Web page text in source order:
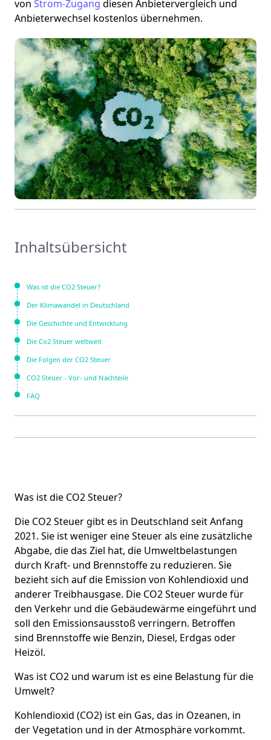
Inhaltsübersicht
Was ist die CO2 Steuer?
Der Klimawandel in Deutschland
Die Geschichte und Entwicklung
Die Co2 Steuer weltweit
Die Folgen der CO2 Steuer
CO2 Steuer - Vor- und Nachteile
FAQ
von Strom-Zugang diesen Anbietervergleich und
Anbieterwechsel kostenlos übernehmen.
Was ist die CO2 Steuer?
Die CO2 Steuer gibt es in Deutschland seit Anfang
2021. Sie ist weniger eine Steuer als eine zusätzliche
Abgabe, die das Ziel hat, die Umweltbelastungen
durch Kraft- und Brennstoffe zu reduzieren. Sie
bezieht sich auf die Emission von Kohlendioxid und
anderer Treibhausgase. Die CO2 Steuer wurde für
den Verkehr und die Gebäudewärme eingeführt und
soll den Emissionsausstoß verringern. Betroffen
sind Brennstoffe wie Benzin, Diesel, Erdgas oder
Heizöl.
Was ist CO2 und warum ist es eine Belastung für die
Umwelt?
Kohlendioxid (CO2) ist ein Gas, das in Ozeanen, in
der Vegetation und in der Atmosphäre vorkommt.